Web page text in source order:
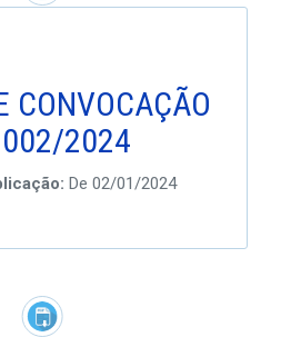
CONVOCAÇÃO
002/2024
De 02/01/2024